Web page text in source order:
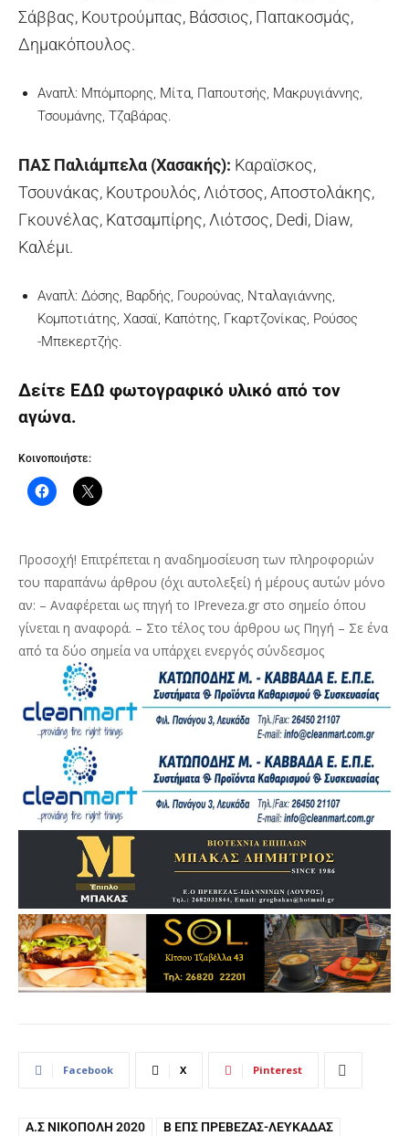
Σάββας, Κουτρούμπας, Βάσσιος, Παπακοσμάς,
Δημακόπουλος.
Αναπλ: Μπόμπορης, Μίτα, Παπουτσής, Μακρυγιάννης,
Τσουμάνης, Τζαβάρας.
ΠΑΣ Παλιάμπελα (Χασακής): Καραϊσκος,
Τσουνάκας, Κουτρουλός, Λιότσος, Αποστολάκης,
Γκουνέλας, Κατσαμπίρης, Λιότσος, Dedi, Diaw,
Καλέμι.
Αναπλ: Δόσης, Βαρδής, Γουρούνας, Νταλαγιάννης,
Κομποτιάτης, Χασαϊ, Καπότης, Γκαρτζονίκας, Ρούσος
-Μπεκερτζής.
Δείτε ΕΔΩ φωτογραφικό υλικό από τον
αγώνα.
Κοινοποιήστε:
Προσοχή! Επιτρέπεται η αναδημοσίευση των πληροφοριών
του παραπάνω άρθρου (όχι αυτολεξεί) ή μέρους αυτών μόνο
αν: – Αναφέρεται ως πηγή το IPreveza.gr στο σημείο όπου
γίνεται η αναφορά. – Στο τέλος του άρθρου ως Πηγή – Σε ένα
από τα δύο σημεία να υπάρχει ενεργός σύνδεσμος
Facebook X Pinterest
Α.Σ ΝΙΚΌΠΟΛΗ 2020 Β ΕΠΣ ΠΡΈΒΕΖΑΣ-ΛΕΥΚΆΔΑΣ